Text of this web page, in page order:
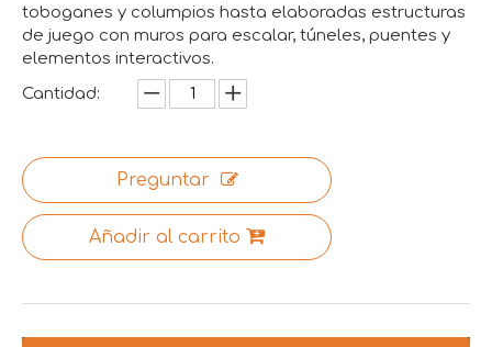
toboganes y columpios hasta elaboradas estructuras
de juego con muros para escalar, túneles, puentes y
elementos interactivos.
Cantidad:
Preguntar
Añadir al carrito